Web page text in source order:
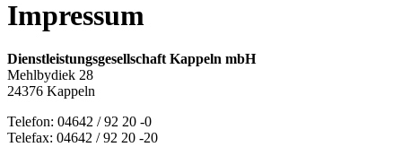
Impressum
Dienstleistungsgesellschaft Kappeln mbH
Mehlbydiek 28
24376 Kappeln
Telefon: 04642 / 92 20 -0
Telefax: 04642 / 92 20 -20